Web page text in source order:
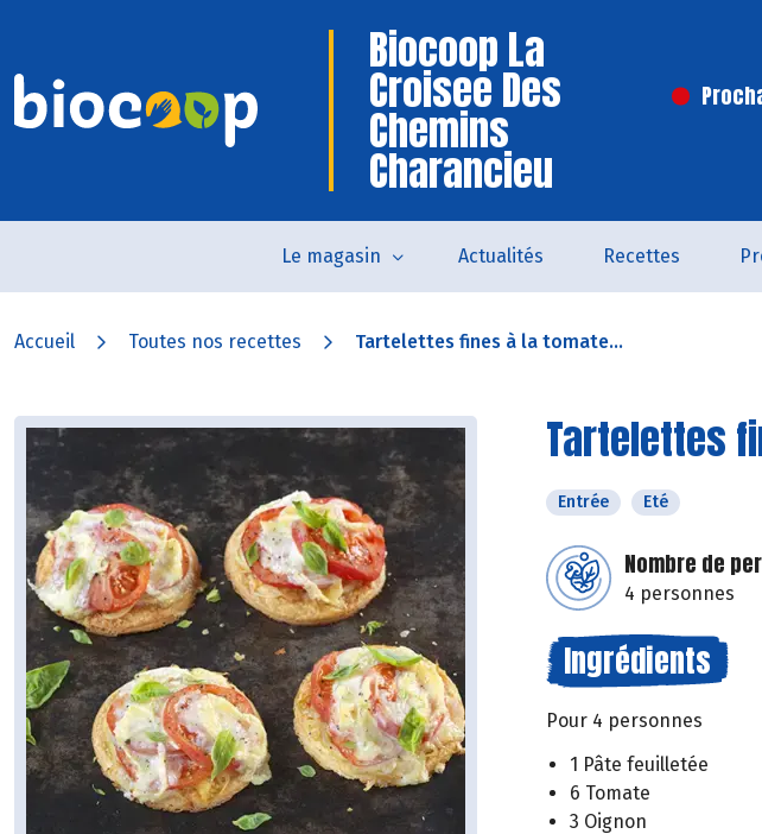
Biocoop La
Croisee Des
Chemins
Charancieu
Le magasin Actualités Recettes
Accueil Toutes nos recettes Tartelettes fines à la tomate...
Tartelettes
Entrée Eté
Nombre de
4 personnes
Ingrédients
Pour 4 personnes
1 Pâte feuilletée
6 Tomate
3 Oignon